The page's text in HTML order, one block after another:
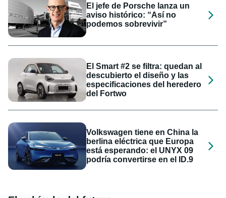
El jefe de Porsche lanza un
aviso histórico: “Así no
podemos sobrevivir”
El Smart #2 se filtra: quedan al
descubierto el diseño y las
especificaciones del heredero
del Fortwo
Volkswagen tiene en China la
berlina eléctrica que Europa
está esperando: el UNYX 09
podría convertirse en el ID.9